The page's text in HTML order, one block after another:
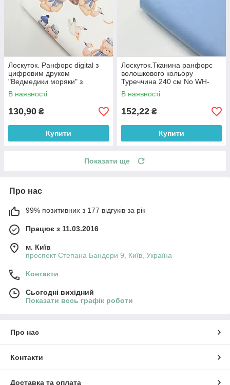
Лоскуток. Ранфорс digital з
цифровим друком
"Ведмедики моряки" з
маяками та компасами на
білому № РЦ - 3250, 70*240
см
В наявності
130,90 ₴
Купити
Лоскуток.Тканина ранфорс
волошкового кольору
Туреччина 240 см No WH-
0074-61, 61*240 см
В наявності
152,22 ₴
Купити
Показати ще
Про нас
99% позитивних з 177 відгуків за рік
Працює з 11.03.2016
м. Київ
проспект Степана Бандери 9, Київ, Україна
Контакти
Сьогодні вихідний
Показати весь графік роботи
Про нас
Контакти
Доставка та оплата